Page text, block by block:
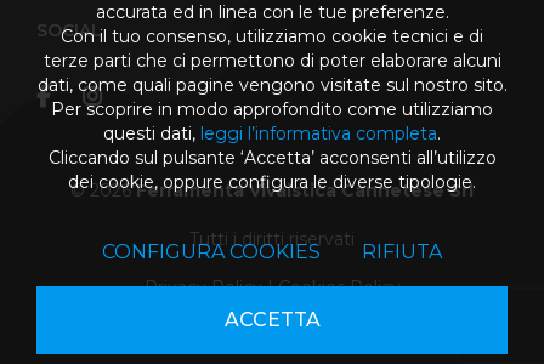
SOCIAL
© 2026Ferramenta Vivaistica Cannetese Srl
Tutti i diritti riservati
Privacy Policy|Cookies Policy
accurata ed in linea con le tue preferenze.
Con il tuo consenso, utilizziamo cookie tecnici e di
terze parti che ci permettono di poter elaborare alcuni
dati, come quali pagine vengono visitate sul nostro sito.
Per scoprire in modo approfondito come utilizziamo
questi dati, leggi l’informativa completa.
Cliccando sul pulsante ‘Accetta’ acconsenti all’utilizzo
dei cookie, oppure configura le diverse tipologie.
CONFIGURA COOKIES RIFIUTA
ACCETTA